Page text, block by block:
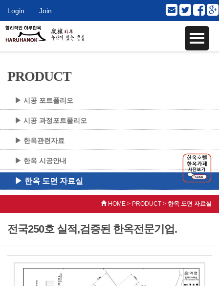
Login Join
PRODUCT
▶ 시공 포트폴리오
▶ 시공 과정포트폴리오
▶ 한옥관련자료
▶ 한옥 시공안내
▶ 한옥 도면 자료실
HOME > PRODUCT > 한옥 도면 자료실
전국250호 실적,검증된 한옥전문기업.